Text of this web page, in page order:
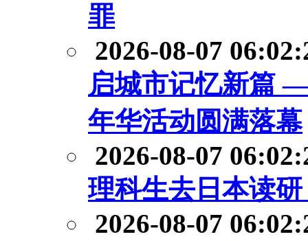
罪
2026-08-07
启城市记忆新篇
年华活动圆满落幕
2026-08-07
理科生去日本读
2026-08-07